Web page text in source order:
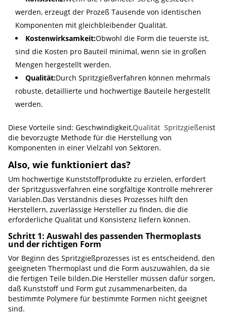
werden, erzeugt der Prozeß Tausende von identischen
Komponenten mit gleichbleibender Qualität.
Kostenwirksamkeit:Obwohl die Form die teuerste ist,
sind die Kosten pro Bauteil minimal, wenn sie in großen
Mengen hergestellt werden.
Qualität:Durch Spritzgießverfahren können mehrmals
robuste, detaillierte und hochwertige Bauteile hergestellt
werden.
Diese Vorteile sind: Geschwindigkeit,Qualität ️ Spritzgießenist
die bevorzugte Methode für die Herstellung von
Komponenten in einer Vielzahl von Sektoren.
Also, wie funktioniert das?
Um hochwertige Kunststoffprodukte zu erzielen, erfordert
der Spritzgussverfahren eine sorgfältige Kontrolle mehrerer
Variablen.Das Verständnis dieses Prozesses hilft den
Herstellern, zuverlässige Hersteller zu finden, die die
erforderliche Qualität und Konsistenz liefern können.
Schritt 1: Auswahl des passenden Thermoplasts
und der richtigen Form
Vor Beginn des Spritzgießprozesses ist es entscheidend, den
geeigneten Thermoplast und die Form auszuwählen, da sie
die fertigen Teile bilden.Die Hersteller müssen dafür sorgen,
daß Kunststoff und Form gut zusammenarbeiten, da
bestimmte Polymere für bestimmte Formen nicht geeignet
sind.